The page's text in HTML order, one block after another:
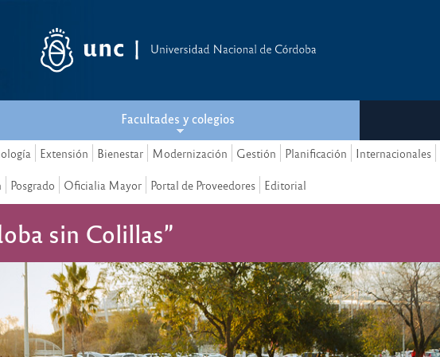
Facultades y colegios
Extensión Bienestar Modernización Gestión Planificación Internacionales
Posgrado Oficialia Mayor Portal de Proveedores Editorial
sin Colillas”